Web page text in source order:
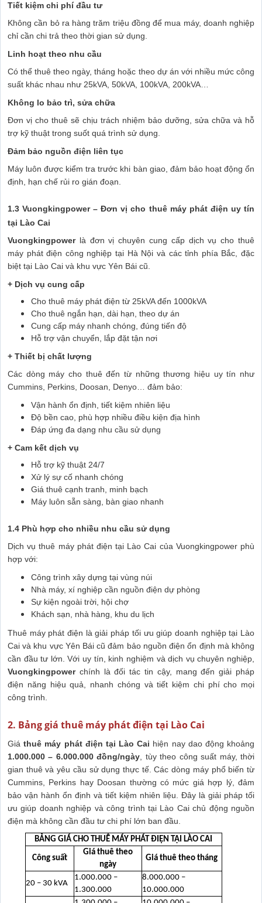
Tiết kiệm chi phí đầu tư
Không cần bỏ ra hàng trăm triệu đồng để mua máy, doanh nghiệp
chỉ cần chi trả theo thời gian sử dụng.
Linh hoạt theo nhu cầu
Có thể thuê theo ngày, tháng hoặc theo dự án với nhiều mức công
suất khác nhau như 25kVA, 50kVA, 100kVA, 200kVA…
Không lo bảo trì, sửa chữa
Đơn vị cho thuê sẽ chịu trách nhiệm bảo dưỡng, sửa chữa và hỗ
trợ kỹ thuật trong suốt quá trình sử dụng.
Đảm bảo nguồn điện liên tục
Máy luôn được kiểm tra trước khi bàn giao, đảm bảo hoạt động ổn
định, hạn chế rủi ro gián đoạn.
1.3 Vuongkingpower – Đơn vị cho thuê máy phát điện uy tín
tại Lào Cai
Vuongkingpowerlà đơn vị chuyên cung cấp dịch vụ cho thuê
máy phát điện công nghiệp tại Hà Nội và các tỉnh phía Bắc, đặc
biệt tại Lào Cai và khu vực Yên Bái cũ.
+ Dịch vụ cung cấp
Cho thuê máy phát điện từ 25kVA đến 1000kVA
Cho thuê ngắn hạn, dài hạn, theo dự án
Cung cấp máy nhanh chóng, đúng tiến độ
Hỗ trợ vận chuyển, lắp đặt tận nơi
+ Thiết bị chất lượng
Các dòng máy cho thuê đến từ những thương hiệu uy tín như
Cummins, Perkins, Doosan, Denyo… đảm bảo:
Vận hành ổn định, tiết kiệm nhiên liệu
Độ bền cao, phù hợp nhiều điều kiện địa hình
Đáp ứng đa dạng nhu cầu sử dụng
+ Cam kết dịch vụ
Hỗ trợ kỹ thuật 24/7
Xử lý sự cố nhanh chóng
Giá thuê cạnh tranh, minh bạch
Máy luôn sẵn sàng, bàn giao nhanh
1.4 Phù hợp cho nhiều nhu cầu sử dụng
Dịch vụ thuê máy phát điện tại Lào Cai của Vuongkingpower phù
hợp với:
Công trình xây dựng tại vùng núi
Nhà máy, xí nghiệp cần nguồn điện dự phòng
Sự kiện ngoài trời, hội chợ
Khách sạn, nhà hàng, khu du lịch
Thuê máy phát điện là giải pháp tối ưu giúp doanh nghiệp tại Lào
Cai và khu vực Yên Bái cũ đảm bảo nguồn điện ổn định mà không
cần đầu tư lớn. Với uy tín, kinh nghiệm và dịch vụ chuyên nghiệp,
Vuongkingpowerchính là đối tác tin cậy, mang đến giải pháp
điện năng hiệu quả, nhanh chóng và tiết kiệm chi phí cho mọi
công trình.
2. Bảng giá thuê máy phát điện tại Lào Cai
Giáthuê máy phát điện tại Lào Cai hiện nay dao động khoảng
1.000.000 – 6.000.000 đồng/ngày , tùy theo công suất máy, thời
gian thuê và yêu cầu sử dụng thực tế. Các dòng máy phổ biến từ
Cummins, Perkins hay Doosan thường có mức giá hợp lý, đảm
bảo vận hành ổn định và tiết kiệm nhiên liệu. Đây là giải pháp tối
ưu giúp doanh nghiệp và công trình tại Lào Cai chủ động nguồn
điện mà không cần đầu tư chi phí lớn ban đầu.
BẢNG GIÁ CHO THUÊ MÁY PHÁT ĐIỆN TẠI LÀO CAI
Công suất
Giá thuê theo
ngày
Giá thuê theo tháng
20 – 30 kVA
1.000.000 –
1.300.000
8.000.000 –
10.000.000